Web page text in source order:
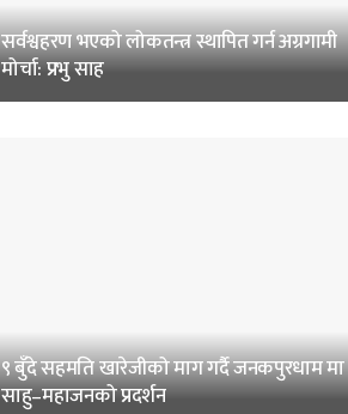
सर्वश्वहरण भएको लोकतन्त्र स्थापित गर्न अग्रगामी
मोर्चा: प्रभु साह
९ बुँदे सहमति खारेजीको माग गर्दै जनकपुरधाम मा
साहु–महाजनको प्रदर्शन